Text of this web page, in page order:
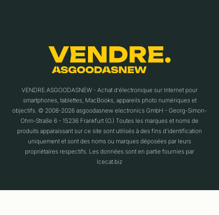
VENDRE.ASGOODASNEW - Achat d'électronique sur Internet pour
smartphones, tablettes, MacBooks, appareils photo numériques et
objectifs. © 2008-2026 asgoodasnew electronics GmbH - Georg-Simon-
Ohm-Straße 6 - 15236 Frankfurt (O.) Toutes les marques et noms de
produits apparaissant sur ce site sont utilisés à des fins d'identification
uniquement et sont des noms ou marques déposées par leurs
propriétaires respectifs. Les données sont en partie fournies par
Icecat.biz